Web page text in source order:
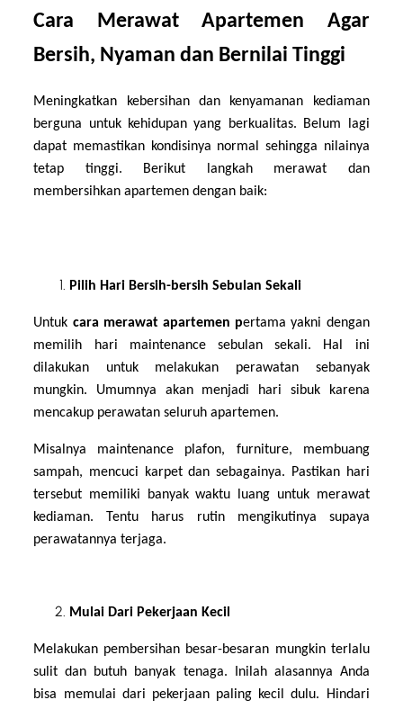
Cara Merawat Apartemen Agar
Bersih, Nyaman dan Bernilai Tinggi
Meningkatkan kebersihan dan kenyamanan kediaman
berguna untuk kehidupan yang berkualitas. Belum lagi
dapat memastikan kondisinya normal sehingga nilainya
tetap tinggi. Berikut langkah merawat dan
membersihkan apartemen dengan baik:
Pilih Hari Bersih-bersih Sebulan Sekali
Untuk cara merawat apartemen pertama yakni dengan
memilih hari maintenance sebulan sekali. Hal ini
dilakukan untuk melakukan perawatan sebanyak
mungkin. Umumnya akan menjadi hari sibuk karena
mencakup perawatan seluruh apartemen.
Misalnya maintenance plafon, furniture, membuang
sampah, mencuci karpet dan sebagainya. Pastikan hari
tersebut memiliki banyak waktu luang untuk merawat
kediaman. Tentu harus rutin mengikutinya supaya
perawatannya terjaga.
Mulai Dari Pekerjaan Kecil
Melakukan pembersihan besar-besaran mungkin terlalu
sulit dan butuh banyak tenaga. Inilah alasannya Anda
bisa memulai dari pekerjaan paling kecil dulu. Hindari